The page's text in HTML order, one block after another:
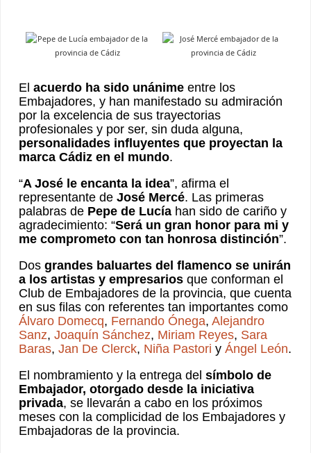
Elacuerdo ha sido unánime entre los
Embajadores, y han manifestado su admiración
por la excelencia de sus trayectorias
profesionales y por ser, sin duda alguna,
personalidades influyentes que proyectan la
marca Cádiz en el mundo.
“A José le encanta la idea”, afirma el
representante de José Mercé. Las primeras
palabras de Pepe de Lucía han sido de cariño y
agradecimiento: “Será un gran honor para mi y
me comprometo con tan honrosa distinción”.
Dosgrandes baluartes del flamenco se unirán
a los artistas y empresarios que conforman el
Club de Embajadores de la provincia, que cuenta
en sus filas con referentes tan importantes como
Álvaro Domecq, Fernando Ónega,Alejandro
Sanz,Joaquín Sánchez, Miriam Reyes, Sara
Baras,Jan De Clerck, Niña Pastori yÁngel León.
El nombramiento y la entrega delsímbolo de
Embajador, otorgado desde la iniciativa
privada, se llevarán a cabo en los próximos
meses con la complicidad de los Embajadores y
Embajadoras de la provincia.